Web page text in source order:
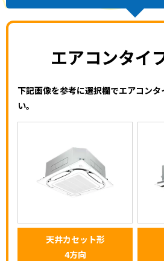
エアコンタイ
下記画像を参考に選択欄でエアコン
い。
天井カセット形
4方向